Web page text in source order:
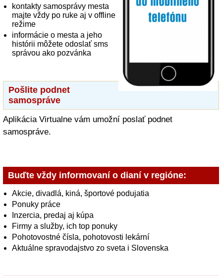
kontakty samosprávy mesta
majte vždy po ruke aj v offline
režime
informácie o mesta a jeho
histórii môžete odoslať sms
správou ako pozvánka
Pošlite podnet
samospráve
Aplikácia Virtualne vám umožní poslať podnet
samospráve.
Buďte vždy informovaní o dianí v regióne:
Akcie, divadlá, kiná, športové podujatia
Ponuky práce
Inzercia, predaj aj kúpa
Firmy a služby, ich top ponuky
Pohotovostné čísla, pohotovosti lekární
Aktuálne spravodajstvo zo sveta i Slovenska